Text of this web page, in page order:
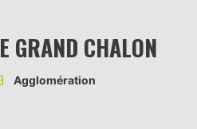
GRAND CHALON
Agglomération